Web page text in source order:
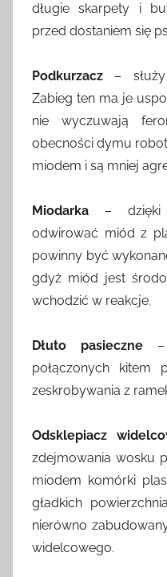
długie skarpety i
przed dostaniem się
Podkurzacz –
Zabieg ten ma je
nie wyczuwają
obecności dymu
miodem i są mniej
Miodarka – dzięki
odwirować miód z
powinny być
gdyż miód jest
wchodzić w reakcje.
Dłuto pasieczne –
połączonych kitem
zeskrobywania z
Odsklepiacz
zdejmowania wosku
miodem komórki
gładkich
nierówno
widelcowego.